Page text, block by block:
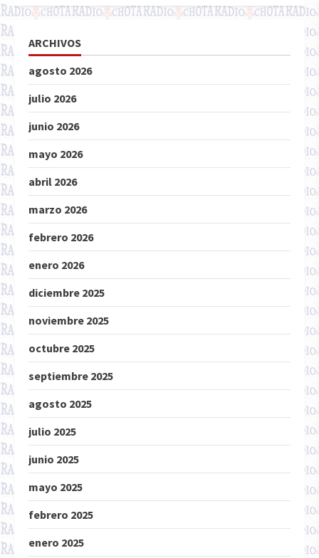
ARCHIVOS
agosto 2026
julio 2026
junio 2026
mayo 2026
abril 2026
marzo 2026
febrero 2026
enero 2026
diciembre 2025
noviembre 2025
octubre 2025
septiembre 2025
agosto 2025
julio 2025
junio 2025
mayo 2025
febrero 2025
enero 2025